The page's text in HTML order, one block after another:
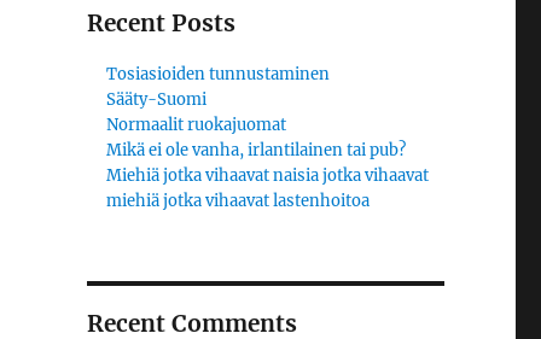
Recent Posts
Tosiasioiden tunnustaminen
Sääty-Suomi
Normaalit ruokajuomat
Mikä ei ole vanha, irlantilainen tai pub?
Miehiä jotka vihaavat naisia jotka vihaavat
miehiä jotka vihaavat lastenhoitoa
Recent Comments